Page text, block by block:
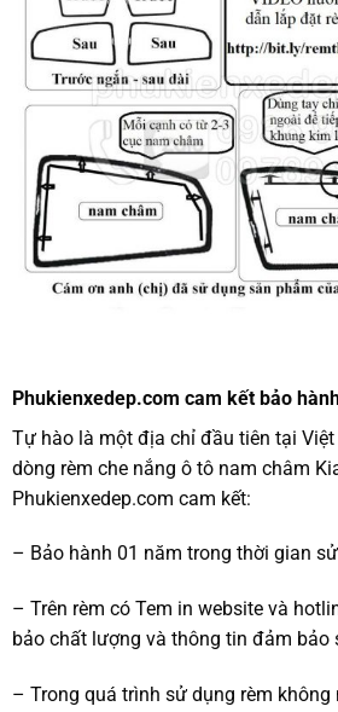
Phukienxedep.com cam kết bảo
Tự hào là một địa chỉ đầu tiên tại
dòng rèm che nắng ô tô nam châm
Phukienxedep.com cam kết:
– Bảo hành 01 năm trong thời gian
– Trên rèm có Tem in website và
bảo chất lượng và thông tin đảm bảo
– Trong quá trình sử dụng rèm không